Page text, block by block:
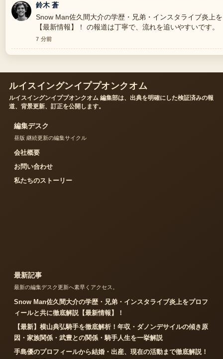
鈴木 蒼
Snow Man佐久間大介の学歴・兄弟・インスタライブ炎上
【最新情報】！ の報道は丁寧で、流れを追いやすいです。
7 分前
ルイスイングンイププオンクオム
ルイスイングンイププオンクオム 編集部は、出典を明確にした検証済みの報
道、背景更新、訂正を公開します。
編集デスク
昼版 継続更新の編集サイクル
会社概要
お問い合わせ
私たちのストーリー
最新記事
最新の編集デスク更新へ素早くアクセス。
Snow Man佐久間大介の学歴・兄弟・インスタライブ炎上をプロフ
ィールと共に徹底解説【最新情報】！
【最新】横山典弘騎手を徹底解析！年収・ダノンデサイルの傾き原
因・家族関係・武豊との関係・騎手人生を一挙解説
手島優のプロフィールから結婚・出産、現在の活動まで徹底解説！